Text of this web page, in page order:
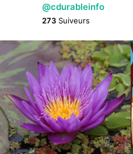
@cdurableinfo
273 Suiveurs